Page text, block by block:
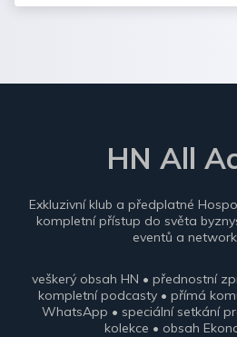
HN All
Exkluzivní klub a předplatné
kompletní přístup do světa
eventů a
veškerý obsah HN • přednostní
kompletní podcasty • přímá
WhatsApp • speciální setkání
kolekce • obsah